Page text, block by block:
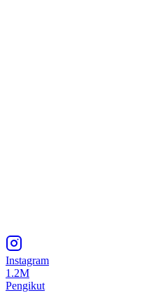
Instagram
1.2M
Pengikut